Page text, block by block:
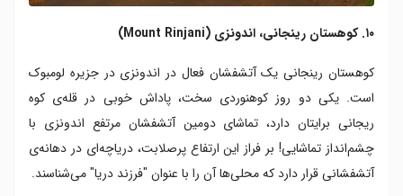
۱۰. کوهستان رینجانی، اندونزی (Mount Rinjani)
کوهستان رینجانی یک آتشفشان فعال در اندونزی در جزیره لومبوک
است. یکی دو روز کوهنوردی سخت، پاداش خوبی در قله‌ی کوه
ریجانی برایتان دارد، تماشای دومین آتشفشان مرتفع اندونزی با
چشم‌انداز تماشایی! بر فراز این ارتفاع پرصلابت، دریاچه‌ای در دهانه‌ی
آتشفشانی قرار دارد که محلی‌ها آن را با عنوان "فرزند دریا" می‌شناسند.